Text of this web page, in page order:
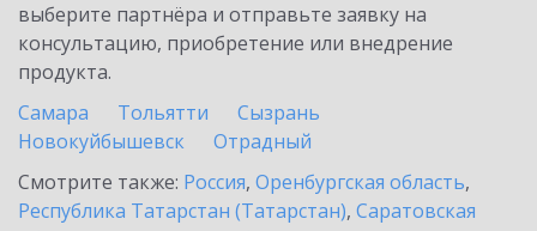
выберите партнёра и отправьте заявку на
консультацию, приобретение или внедрение
продукта.
Самара
Тольятти
Сызрань
Новокуйбышевск
Отрадный
Смотрите также: Россия, Оренбургская область,
Республика Татарстан (Татарстан), Саратовская